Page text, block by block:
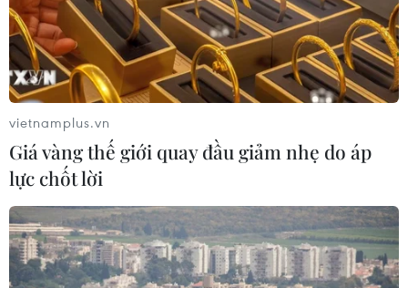
Từ 5/4, Nissan Việt Nam tạm dừng hoạt
động để phòng chống COVID-19
vietnamplus.vn
Giá vàng thế giới quay đầu giảm nhẹ do áp
lực chốt lời